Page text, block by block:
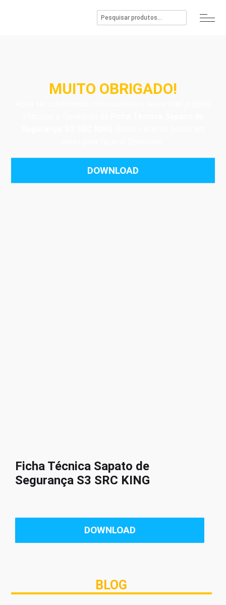
MUITO OBRIGADO!
DOWNLOAD
Ficha Técnica Sapato de
Segurança S3 SRC KING
DOWNLOAD
BLOG